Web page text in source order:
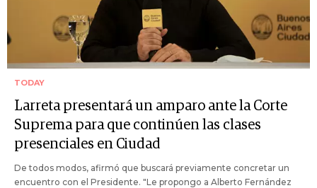
TODAY
Larreta presentará un amparo ante la Corte
Suprema para que continúen las clases
presenciales en Ciudad
De todos modos, afirmó que buscará previamente concretar un
encuentro con el Presidente. "Le propongo a Alberto Fernández